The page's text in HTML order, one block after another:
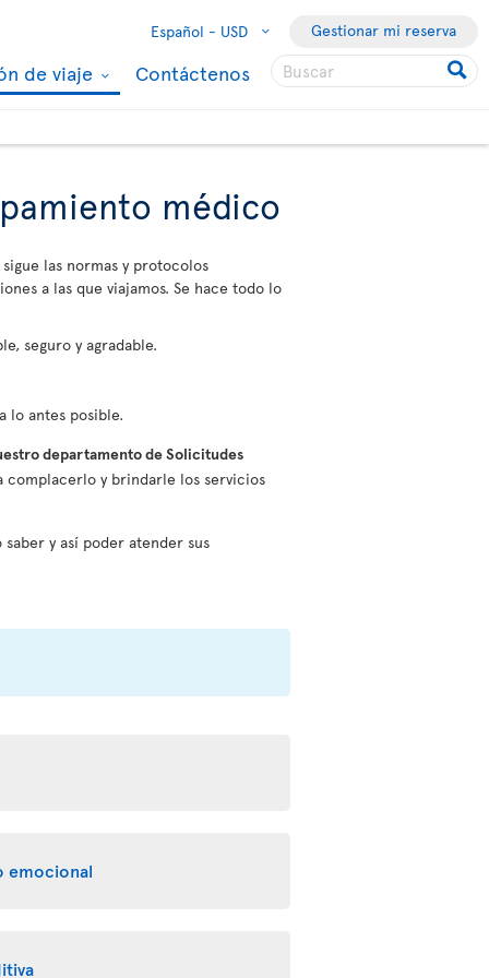
Español - USD Gestionar mi reserva
de viaje Contáctenos
médico
las normas y protocolos
a las que viajamos. Se hace todo lo
seguro y agradable.
lo antes posible.
departamento de Solicitudes
complacerlo y brindarle los servicios
saber y así poder atender sus
emocional